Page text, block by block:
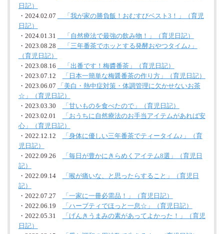
日記）
・2024.02.07
「我が家の勝負飯！おむすびベスト3！」（育児
日記）
・2024.01.31
「自然療法で最強の飲み物！」（育児日記）
・2023.08.28
「三年番茶でホッとする発酵おやつタイム♪」
（育児日記）
・2023.08.16
「出番です！梅醬番茶」（育児日記）
・2023.07.12
「日本一簡単な梅醤番茶の作り方」（育児日記）
・2023.06.07
「美白・熱中症対策・体調管理に欠かせないお茶
☆」（育児日記）
・2023.03.30
「甘いものを食べたので」（育児日記）
・2023.02.01
「おうちに自然療法のお手当アイテムがあれば安
心」（育児日記）
・2022.12.12
「身体に優しい三年番茶でティータイム♪」（育
児日記）
・2022.09.26
「毎日が豊かにきらめくアイテム8選」（育児日
記）
・2022.09.14
「喉が痛いな、と思ったらすること」（育児日
記）
・2022.07.27
「一家に一冊必需品！」（育児日記）
・2022.06.19
「ハーブティでほっと一息☆」（育児日記）
・2022.05.31
「げんきうまみの素があってよかった！」（育児
日記）